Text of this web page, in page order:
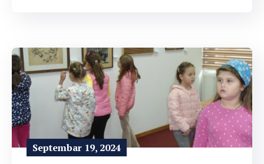
Septembar 19, 2024